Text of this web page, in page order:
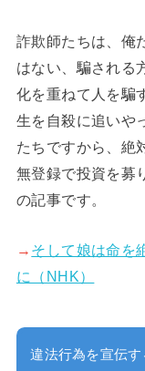
詐欺師たちは、俺
はない、騙される
化を重ねて人を騙
生を自殺に追いや
たちですから、絶
無登録で投資を募
の記事です。
→ そして娘は命を
に（NHK）
違法行為を宣伝